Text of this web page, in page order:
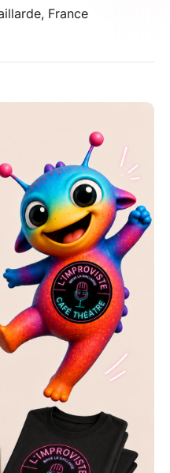
France